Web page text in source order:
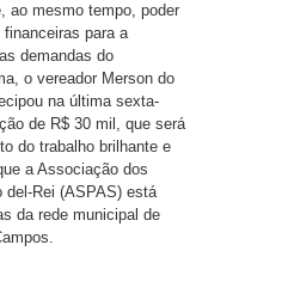
ao mesmo tempo, poder
para a
demandas do
o vereador Merson do
na última sexta-
de R$ 30 mil, que será
do trabalho brilhante e
a Associação dos
Rei (ASPAS) está
da rede municipal de